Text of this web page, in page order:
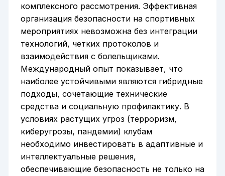
комплексного рассмотрения. Эффективная
организация безопасности на спортивных
мероприятиях невозможна без интеграции
технологий, четких протоколов и
взаимодействия с болельщиками.
Международный опыт показывает, что
наиболее устойчивыми являются гибридные
подходы, сочетающие технические
средства и социальную профилактику. В
условиях растущих угроз (терроризм,
киберугрозы, пандемии) клубам
необходимо инвестировать в адаптивные и
интеллектуальные решения,
обеспечивающие безопасность не только на